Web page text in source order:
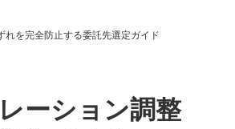
れを完全防止する委託先選定ガイド
ーション調整